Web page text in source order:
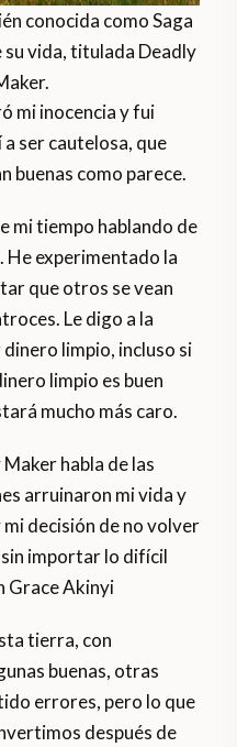
conocida como Saga
vida, titulada Deadly
mi inocencia y fui
ser cautelosa, que
buenas como parece.
mi tiempo hablando de
He experimentado la
que otros se vean
Le digo a la
limpio, incluso si
limpio es buen
mucho más caro.
habla de las
arruinaron mi vida y
decisión de no volver
importar lo difícil
Grace Akinyi
tierra, con
buenas, otras
errores, pero lo que
después de